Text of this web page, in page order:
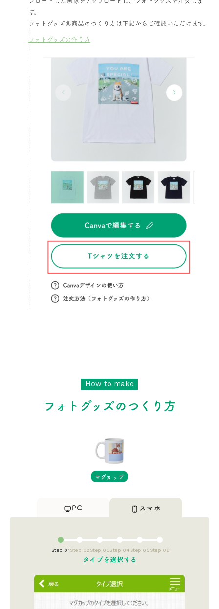
す。​
フォトグッズ各商品のつくり方は下記からご確認いただけます。
フォトグッズの作り方​
How to make
フォトグッズのつくり方
マグカップ
PC スマホ
Step 01Step 02 Step 03Step 04 Step 05Step 06
タイプを選択する​